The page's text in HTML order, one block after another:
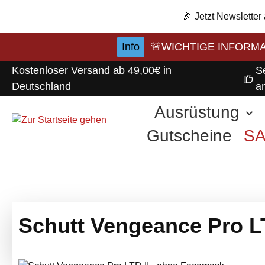
🎉 Jetzt
Info
🚨WICHTIGE
Kostenloser Versand ab 49,00€ in
Deutschland
Ausrüstung
Gutscheine
Schutt Vengeance Pro